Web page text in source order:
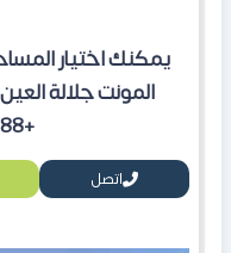
يمكنك اختيار
المونت جلالة
+201551559588.
اتصل